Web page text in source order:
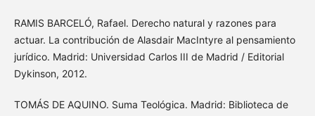
RAMIS BARCELÓ, Rafael. Derecho natural y razones para
actuar. La contribución de Alasdair MacIntyre al pensamiento
jurídico. Madrid: Universidad Carlos III de Madrid / Editorial
Dykinson, 2012.
TOMÁS DE AQUINO. Suma Teológica. Madrid: Biblioteca de